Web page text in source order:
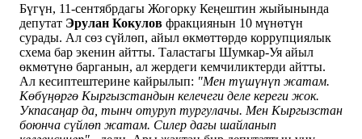
Бүгүн, 11-сентябрдагы Жогорку Кеңештин жыйынында
депутат Эрулан Кокулов фракциянын 10 мүнөтүн
сурады. Ал сөз сүйлөп, айыл өкмөттөрдө коррупциялык
схема бар экенин айтты. Таластагы Шумкар-Уя айыл
өкмөтүнө барганын, ал жердеги кемчиликтерди айтты.
Ал кесиптештерине кайрылып: "Мен түшүнүп жатам.
Көбүңөргө Кыргызстандын келечеги деле кереги жок.
Укпасаңар да, тынч отуруп тургулачы. Мен Кыргызстан
боюнча сүйлөп жатам. Силер дагы шайланып